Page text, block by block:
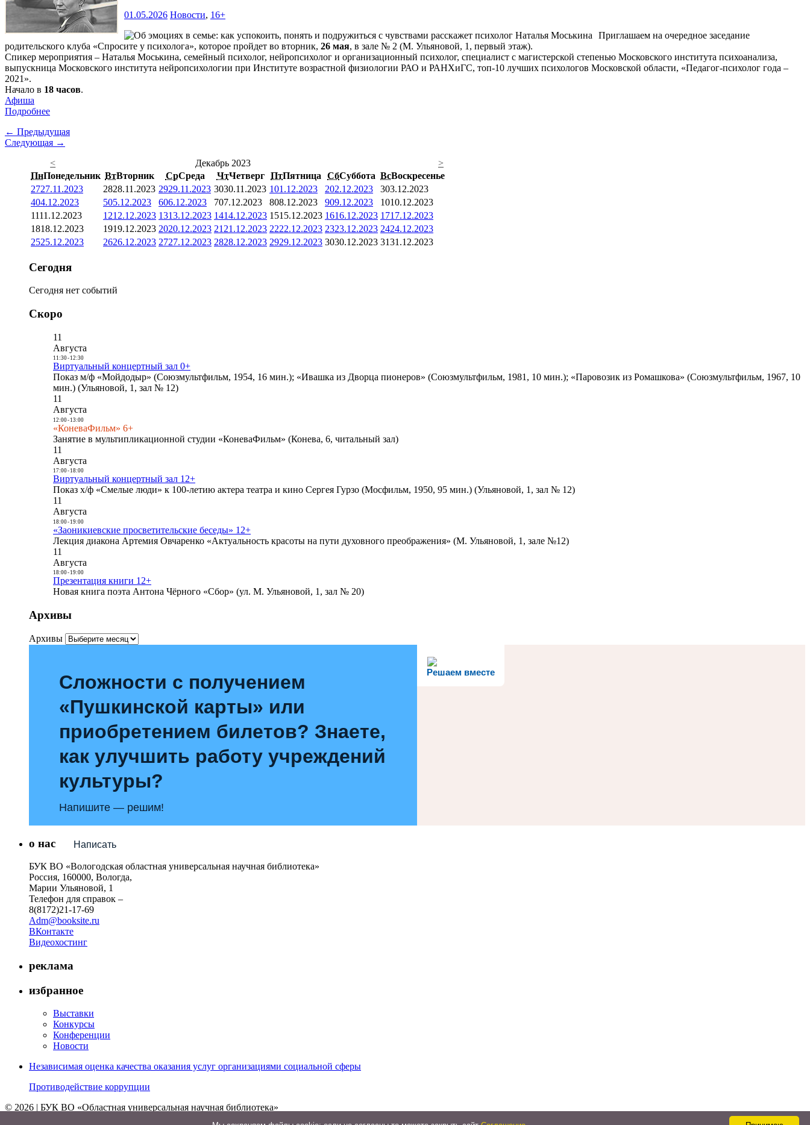
01.05.2026 Новости, 16+
Приглашаем на очередное заседание
родительского клуба «Спросите у психолога», которое пройдет во вторник, 26 мая, в зале № 2 (М. Ульяновой, 1, первый этаж).
Спикер мероприятия – Наталья Моськина, семейный психолог, нейропсихолог и организационный психолог, специалист с магистерской степенью Московского института психоанализа,
выпускница Московского института нейропсихологии при Институте возрастной физиологии РАО и РАНХиГС, топ-10 лучших психологов Московской области, «Педагог-психолог года –
2021».
Начало в 18 часов.
Афиша
Подробнее
← Предыдущая
Следующая →
<
Декабрь 2023
>
ПнПонедельник ВтВторник СрСреда ЧтЧетверг ПтПятница СбСуббота ВсВоскресенье
2727.11.2023 2828.11.2023 2929.11.2023 3030.11.2023 101.12.2023 202.12.2023 303.12.2023
404.12.2023 505.12.2023 606.12.2023 707.12.2023 808.12.2023 909.12.2023 1010.12.2023
1111.12.2023 1212.12.2023 1313.12.2023 1414.12.2023 1515.12.2023 1616.12.2023 1717.12.2023
1818.12.2023 1919.12.2023 2020.12.2023 21 21.12.2023 2222.12.2023 2323.12.2023 2424.12.2023
2525.12.2023 2626.12.2023 2727.12.2023 2828.12.2023 2929.12.2023 3030.12.2023 3131.12.2023
Сегодня
Сегодня нет событий
Скоро
11
Августа
11:30- 12:30
Виртуальный концертный зал 0+
Показ м/ф «Мойдодыр» (Союзмультфильм, 1954, 16 мин.); «Ивашка из Дворца пионеров» (Союзмультфильм, 1981, 10 мин.); «Паровозик из Ромашкова» (Союзмультфильм, 1967, 10
мин.) (Ульяновой, 1, зал № 12)
11
Августа
12:00- 13:00
«КоневаФильм» 6+
Занятие в мультипликационной студии «КоневаФильм» (Конева, 6, читальный зал)
11
Августа
17:00- 18:00
Виртуальный концертный зал 12+
Показ х/ф «Смелые люди» к 100-летию актера театра и кино Сергея Гурзо (Мосфильм, 1950, 95 мин.) (Ульяновой, 1, зал № 12)
11
Августа
18:00- 19:00
«Заоникиевские просветительские беседы» 12+
Лекция диакона Артемия Овчаренко «Актуальность красоты на пути духовного преображения» (М. Ульяновой, 1, зале №12)
11
Августа
18:00- 19:00
Презентация книги 12+
Новая книга поэта Антона Чёрного «Сбор» (ул. М. Ульяновой, 1, зал № 20)
Архивы
Архивы
Решаем вместе
Сложности с получением
«Пушкинской карты» или
приобретением билетов? Знаете,
как улучшить работу учреждений
культуры?
Напишите — решим!
Написать
о нас
БУК ВО «Вологодская областная универсальная научная библиотека»
Россия, 160000, Вологда,
Марии Ульяновой, 1
Телефон для справок –
8(8172)21-17-69
Adm@booksite.ru
ВКонтакте
Видеохостинг
реклама
избранное
Выставки
Конкурсы
Конференции
Новости
Независимая оценка качества оказания услуг организациями социальной сферы
Противодействие коррупции
© 2026 | БУК ВО «Областная универсальная научная библиотека»